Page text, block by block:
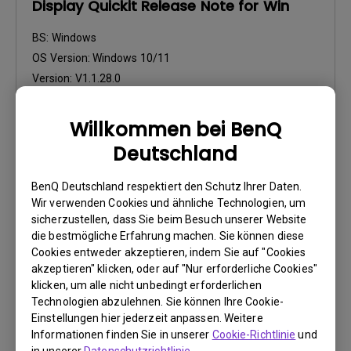
Willkommen bei BenQ
Deutschland
BenQ Deutschland respektiert den Schutz Ihrer Daten.
Wir verwenden Cookies und ähnliche Technologien, um
sicherzustellen, dass Sie beim Besuch unserer Website
die bestmögliche Erfahrung machen. Sie können diese
Cookies entweder akzeptieren, indem Sie auf "Cookies
akzeptieren" klicken, oder auf "Nur erforderliche Cookies"
klicken, um alle nicht unbedingt erforderlichen
Technologien abzulehnen. Sie können Ihre Cookie-
Einstellungen hier jederzeit anpassen. Weitere
Informationen finden Sie in unserer Cookie-Richtlinie und
Display Quickit Release Note for Win
BS: Windows
OS Version: Windows 10/11
Version: V1.1.28.0
Dateigröße:37.21 KB
Herunterladen
Software
Color Shuttle Release Note
BS:Mac
OS Version:
Mac 13 or later